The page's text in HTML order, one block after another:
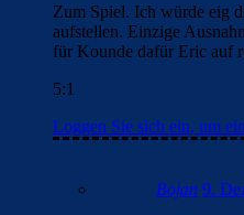
Zum Spiel. Ich würde eig
aufstellen. Einzige
für Kounde dafür Eric auf
5:1
Loggen Sie sich ein, um
Bojan 9.